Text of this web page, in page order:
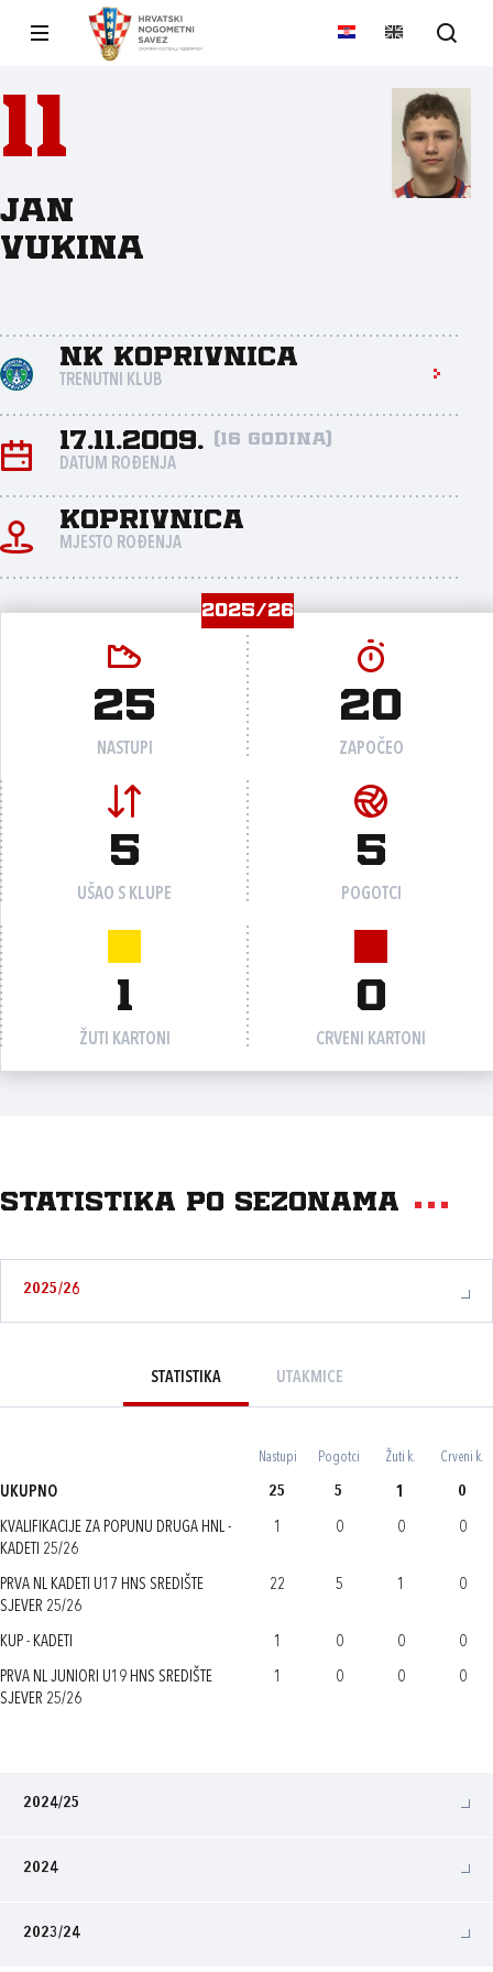
11
Jan
Vukina
NK Koprivnica
TRENUTNI KLUB
17.11.2009. (16 godina)
DATUM ROĐENJA
Koprivnica
MJESTO ROĐENJA
2025/26
25
NASTUPI
20
ZAPOČEO
5
UŠAO S KLUPE
5
POGOTCI
1
ŽUTI KARTONI
0
CRVENI KARTONI
Statistika po sezonama
2025/26
STATISTIKA UTAKMICE
Nastupi Pogotci Žuti k. Crveni k.
UKUPNO 25 5 1 0
KVALIFIKACIJE ZA POPUNU DRUGA HNL -
KADETI 25/26
1 0 0 0
PRVA NL KADETI U17 HNS SREDIŠTE
SJEVER 25/26
22 5 1 0
KUP - KADETI 1 0 0 0
PRVA NL JUNIORI U19 HNS SREDIŠTE
SJEVER 25/26
1 0 0 0
2024/25
2024
2023/24